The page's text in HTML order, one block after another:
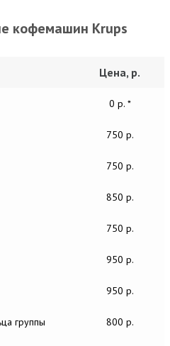
кофемашин Krups
Цена, р.
0 р. *
750 р.
750 р.
850 р.
750 р.
950 р.
950 р.
группы 800 р.